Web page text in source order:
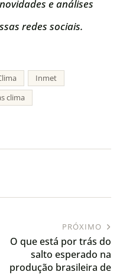
e análises
redes sociais.
Inmet
clima
PRÓXIMO
O que está por trás do
salto esperado na
produção brasileira de